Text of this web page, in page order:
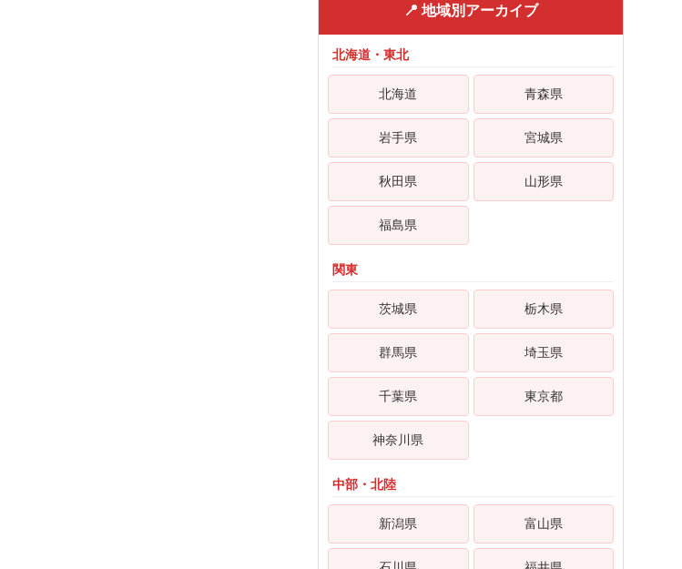
📍 地域別アーカイブ
北海道・東北
北海道 青森県
岩手県 宮城県
秋田県 山形県
福島県
関東
茨城県 栃木県
群馬県 埼玉県
千葉県 東京都
神奈川県
中部・北陸
新潟県 富山県